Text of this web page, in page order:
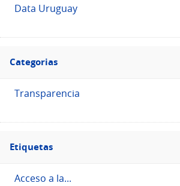
Data Uruguay
Filtro
Categorias
Categorias
Transparencia
Filtro
Etiquetas
Etiquetas
Acceso a la...